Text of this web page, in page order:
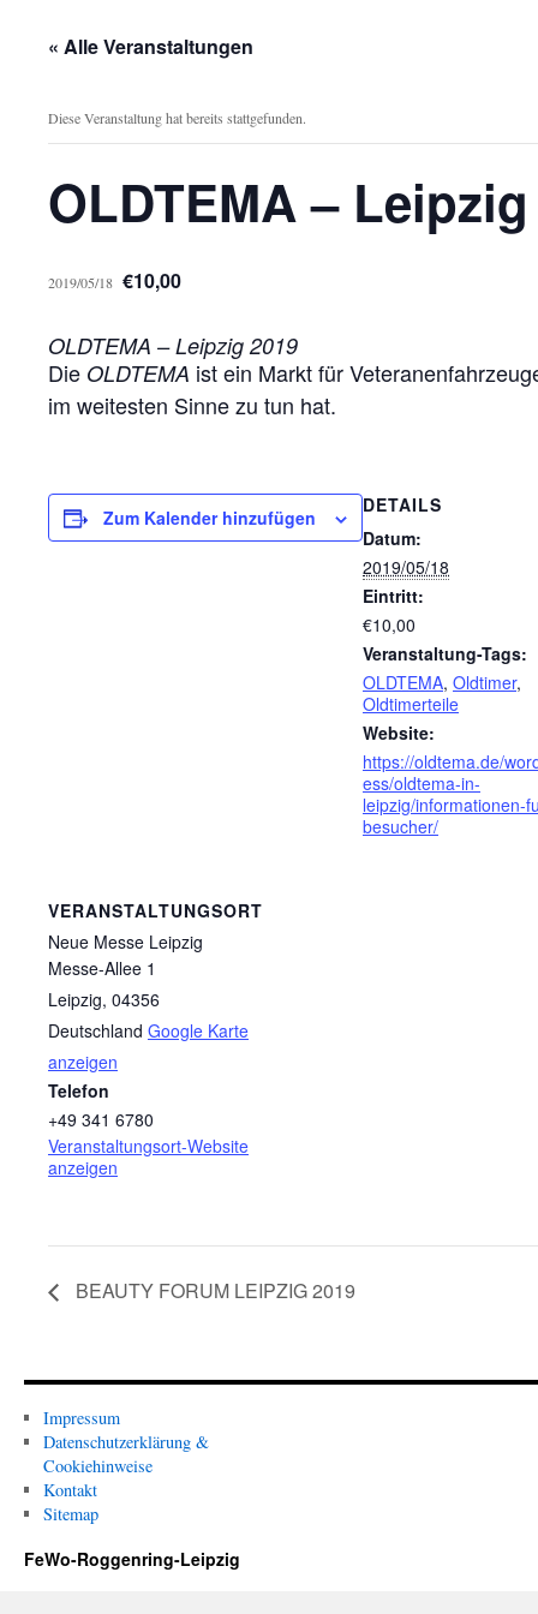
« Alle Veranstaltungen
Diese Veranstaltung hat bereits stattgefunden.
OLDTEMA – Leipzig
2019/05/18 €10,00
OLDTEMA – Leipzig 2019
Die OLDTEMA ist ein Markt für
im weitesten Sinne zu tun hat.
Zum Kalender hinzufügen
DETAILS
Datum:
2019/05/18
Eintritt:
€10,00
Veranstaltung-Tags:
OLDTEMA, Oldtimer,
Oldtimerteile
Website:
https://oldtema.de/
ess/oldtema-in-
leipzig/informationen-
besucher/
VERANSTALTUNGSORT
Neue Messe Leipzig
Messe-Allee 1
Leipzig, 04356
Deutschland Google Karte
anzeigen
Telefon
+49 341 6780
Veranstaltungsort-Website
anzeigen
BEAUTY FORUM LEIPZIG 2019
Impressum
Datenschutzerklärung &
Cookiehinweise
Kontakt
Sitemap
FeWo-Roggenring-Leipzig